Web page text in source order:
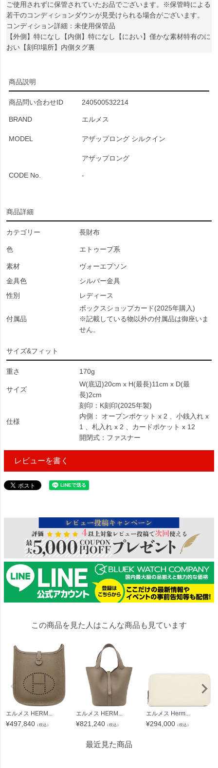
ご使用されずに保管されていたお品でございます。※保管時による
若干のコンディションダウンが見受けられる場合がございます。
コンディション詳細：未使用保管品
【外側】特になし【内側】特になし【におい】僅かな素材特有のに
おい【刻印場所】内側タグ裏
商品説明
商品問い合わせID 240500532214
BRAND エルメス
MODEL アザップロング シルクイン
アザップロング
CODE No. -
商品詳細
カテゴリー 長財布
色 エトゥープ系
素材
ヴォーエプソン
金具色
シルバー金具
性別
レディース
付属品
ボックスショップカード(2025年購入)
※記載している物以外の付属品は御座いま
せん。
サイズ&フィット
重さ 170g
サイズ
W(底辺)20cm x H(最長)11cm x D(最
長)2cm
仕様
刻印：K刻印(2025年製)
内側： オープンポケット x 2 、小銭入れ x
1 、札入れ x 2 、カードポケット x 12
開閉式：ファスナー
レビューを書く
この商品を見た人はこんな商品も見ています
エルメス HERM...
¥497,840 （税込）
エルメス HERM...
¥821,240 （税込）
エルメス Herm...
¥294,000 （税込）
最近見た商品